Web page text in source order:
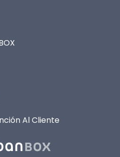
Al Cliente